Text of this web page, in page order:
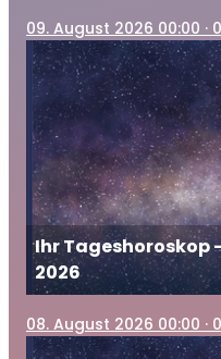
09. August 2026 00:00 ·
Ihr Tageshoroskop
2026
08. August 2026 00:00 ·